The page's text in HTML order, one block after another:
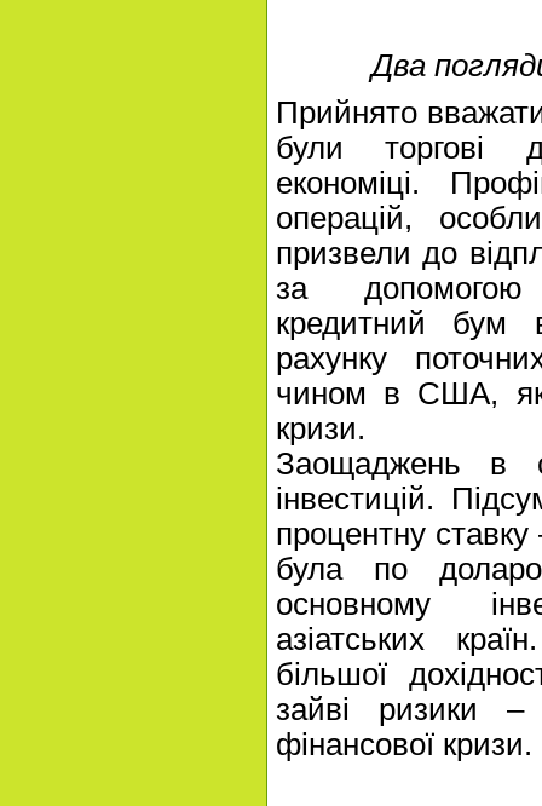
Два
Прийнято
були торгові
економіці.
операцій,
призвели до
за допомогою
кредитний бум
рахунку
чином в США,
кризи.
Заощаджень в
інвестицій.
процентну
була по
основному
азіатських
більшої
зайві ризики
фінансової кризи.